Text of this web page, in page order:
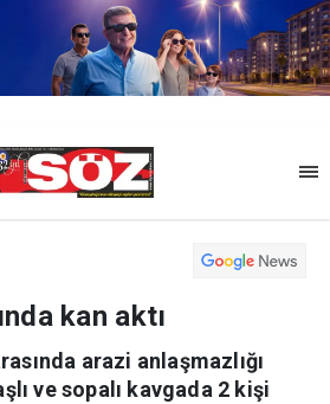
kan aktı
arazi anlaşmazlığı
ve sopalı kavgada 2 kişi